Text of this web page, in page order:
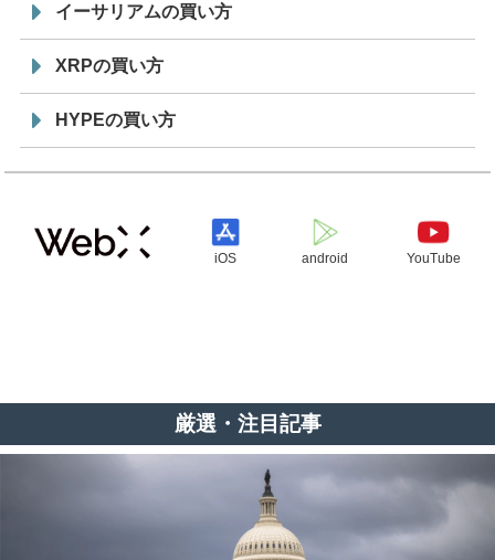
イーサリアムの買い方
XRPの買い方
HYPEの買い方
iOS android YouTube
厳選・注目記事